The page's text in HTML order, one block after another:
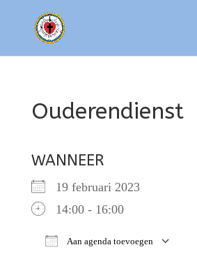
Ouderendienst
WANNEER
19 februari 2023
14:00 - 16:00
Aan agenda toevoegen